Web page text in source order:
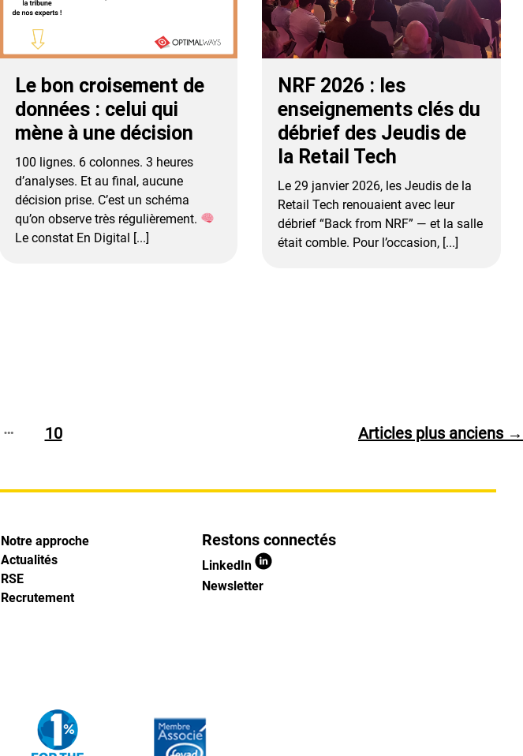
Le bon croisement de
données : celui qui
mène à une décision
100 lignes. 6 colonnes. 3 heures
d’analyses. Et au final, aucune
décision prise. C’est un schéma
qu’on observe très régulièrement.
Le constat En Digital [...]
NRF 2026 : les
enseignements clés du
débrief des Jeudis de
la Retail Tech
Le 29 janvier 2026, les Jeudis de la
Retail Tech renouaient avec leur
débrief “Back from NRF” — et la salle
était comble. Pour l’occasion, [...]
… 10 Articlesplus anciens →
Notre approche
Actualités
RSE
Recrutement
Restons connectés
LinkedIn
Newsletter